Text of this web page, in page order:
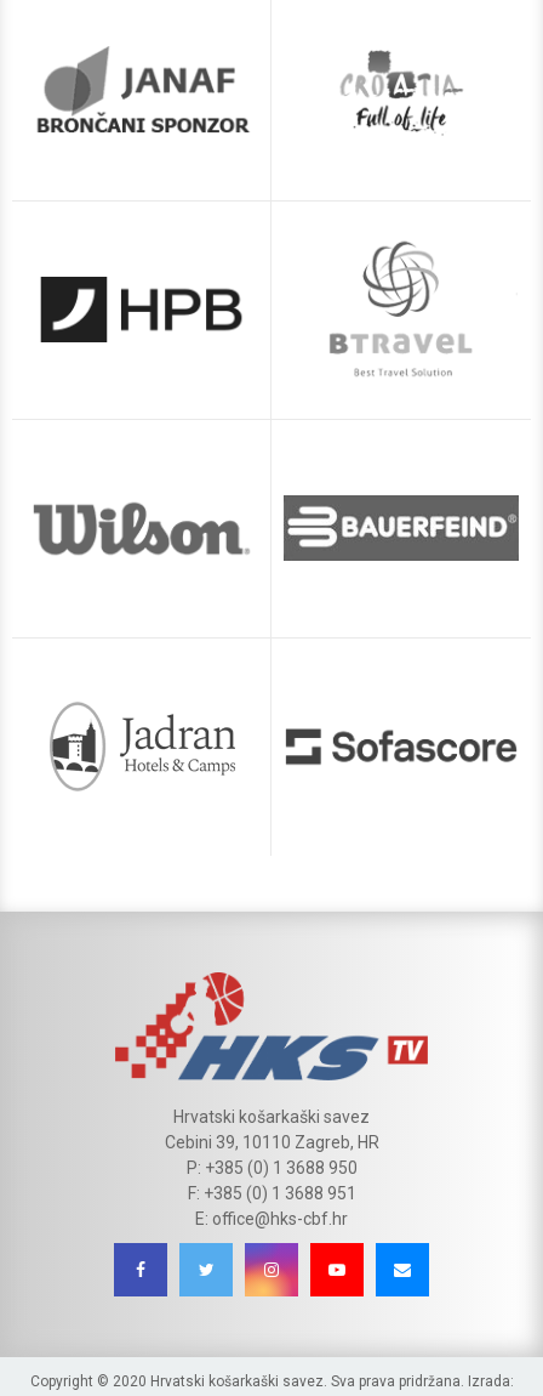
Hrvatski košarkaški savez
Cebini 39, 10110 Zagreb, HR
P: +385 (0) 1 3688 950
F: +385 (0) 1 3688 951
E: office@hks-cbf.hr
Copyright © 2020 Hrvatski košarkaški savez. Sva prava pridržana. Izrada: